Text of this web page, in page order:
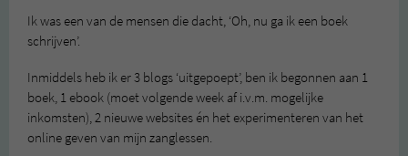
Ik was een van de mensen die dacht, ‘Oh, nu ga ik een boek
schrijven’.
Inmiddels heb ik er 3 blogs ‘uitgepoept’, ben ik begonnen aan 1
boek, 1 ebook (moet volgende week af i.v.m. mogelijke
inkomsten), 2 nieuwe websites én het experimenteren van het
online geven van mijn zanglessen.